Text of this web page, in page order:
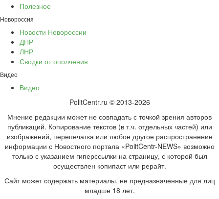
Полезное
Новороссия
Новости Новороссии
ДНР
ЛНР
Сводки от ополчения
Видео
Видео
PolitCentr.ru © 2013-2026
Мнение редакции может не совпадать с точкой зрения авторов
публикаций. Копирование текстов (в т.ч. отдельных частей) или
изображений, перепечатка или любое другое распространение
информации с Новостного портала «PolitCentr-NEWS» возможно
только с указанием гиперссылки на страницу, с которой был
осуществлен копипаст или рерайт.
Сайт может содержать материалы, не предназначенные для лиц
младше 18 лет.